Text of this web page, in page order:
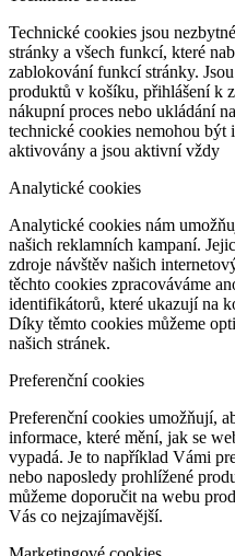
Zde máte možnost přizpůsobit
vyhovují nejlépe Vašim
Technické cookies
Technické cookies jsou
stránky a všech funkcí, které
zablokování funkcí stránky.
produktů v košíku, přihlášení k
nákupní proces nebo ukládání
technické cookies nemohou
aktivovány a jsou aktivní vždy
Analytické cookies
Analytické cookies nám
našich reklamních kampaní.
zdroje návštěv našich
těchto cookies zpracováváme
identifikátorů, které ukazují na
Díky těmto cookies můžeme
našich stránek.
Preferenční cookies
Preferenční cookies umožňují,
informace, které mění, jak se
vypadá. Je to například Vámi